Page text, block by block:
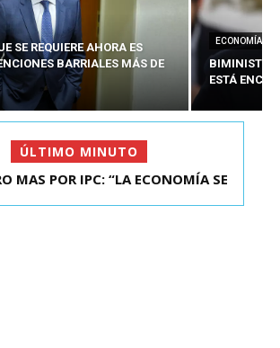
SE REQUIERE AHORA ES
BARRIALES MÁS DE
ECONOMÍA
BIMINISTRO
ESTÁ
ÚLTIMO MINUTO
CON EL PRESIDENTE ELECTO DE
POR IPC: “LA ECONOMÍA SE